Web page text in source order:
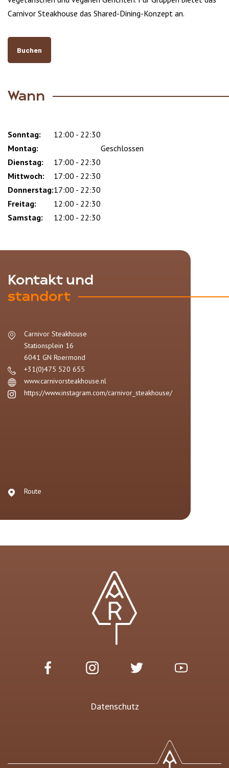
Carnivor Steakhouse das Shared-Dining-Konzept an.
Buchen
Wann
Day
Time
slot
Comment
Sonntag:
12:00 - 22:30
Montag:
Geschlossen
Dienstag:
17:00 - 22:30
Mittwoch:
17:00 - 22:30
Donnerstag:17:00 - 22:30
Freitag:
12:00 - 22:30
Samstag:
12:00 - 22:30
Kontakt und
standort
Carnivor Steakhouse
Stationsplein 16
6041 GN Roermond
+31(0)475 520 655
www.carnivorsteakhouse.nl
https://www.instagram.com/carnivor_steakhouse/
Route
Datenschutz